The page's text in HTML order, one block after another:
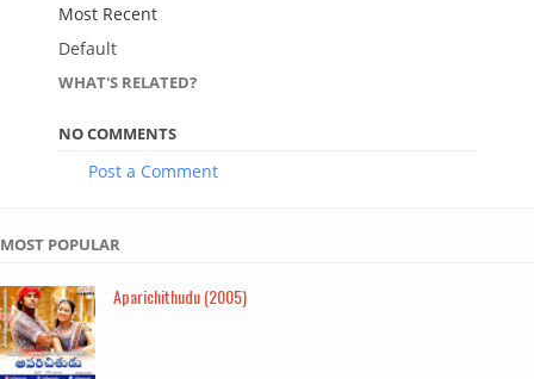
Most Recent
Default
WHAT'S RELATED?
NO COMMENTS
Post a Comment
MOST POPULAR
Aparichithudu (2005)